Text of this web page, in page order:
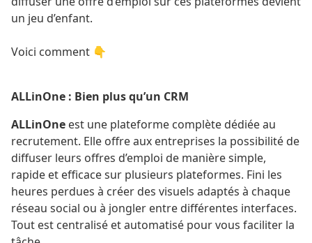
un jeu d’enfant.
Voici comment 👇
ALLinOne : Bien plus qu’un CRM
ALLinOne est une plateforme complète dédiée au
recrutement. Elle offre aux entreprises la possibilité de
diffuser leurs offres d’emploi de manière simple,
rapide et efficace sur plusieurs plateformes. Fini les
heures perdues à créer des visuels adaptés à chaque
réseau social ou à jongler entre différentes interfaces.
Tout est centralisé et automatisé pour vous faciliter la